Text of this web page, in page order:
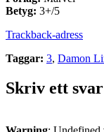
Betyg: 3+/5
Trackback-adress
Taggar: 3, Damon
Skriv ett svar